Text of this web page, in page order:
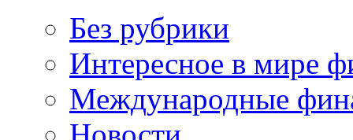
Без рубрики
Интересное в мире
Международные